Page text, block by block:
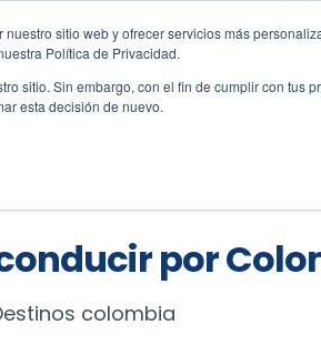
sitio web y ofrecer servicios más
Política de Privacidad.
sitio. Sin embargo, con el fin de cumplir con tus
esta decisión de nuevo.
Oficinas
por